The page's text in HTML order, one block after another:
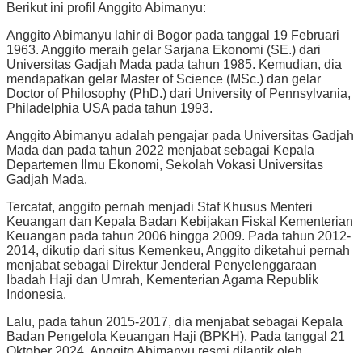
Berikut ini profil Anggito Abimanyu:
Anggito Abimanyu lahir di Bogor pada tanggal 19 Februari
1963. Anggito meraih gelar Sarjana Ekonomi (SE.) dari
Universitas Gadjah Mada pada tahun 1985. Kemudian, dia
mendapatkan gelar Master of Science (MSc.) dan gelar
Doctor of Philosophy (PhD.) dari University of Pennsylvania,
Philadelphia USA pada tahun 1993.
Anggito Abimanyu adalah pengajar pada Universitas Gadjah
Mada dan pada tahun 2022 menjabat sebagai Kepala
Departemen Ilmu Ekonomi, Sekolah Vokasi Universitas
Gadjah Mada.
Tercatat, anggito pernah menjadi Staf Khusus Menteri
Keuangan dan Kepala Badan Kebijakan Fiskal Kementerian
Keuangan pada tahun 2006 hingga 2009. Pada tahun 2012-
2014, dikutip dari situs Kemenkeu, Anggito diketahui pernah
menjabat sebagai Direktur Jenderal Penyelenggaraan
Ibadah Haji dan Umrah, Kementerian Agama Republik
Indonesia.
Lalu, pada tahun 2015-2017, dia menjabat sebagai Kepala
Badan Pengelola Keuangan Haji (BPKH). Pada tanggal 21